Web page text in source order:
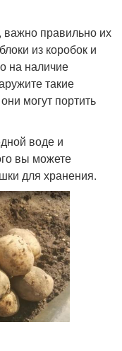
важно правильно их
из коробок и
на наличие
такие
могут портить
воде и
вы можете
для хранения.